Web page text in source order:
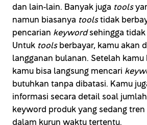
dan lain-lain. Banyak juga tools
namun biasanya toolstidak
pencarian keywordsehingga tidak
Untuk toolsberbayar, kamu akan
langganan bulanan. Setelah kamu
kamu bisa langsung mencari
butuhkan tanpa dibatasi. Kamu
informasi secara detail soal
keyword produk yang sedang
dalam kurun waktu tertentu.